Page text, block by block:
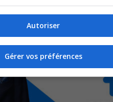
Autoriser
Gérer vos préférences